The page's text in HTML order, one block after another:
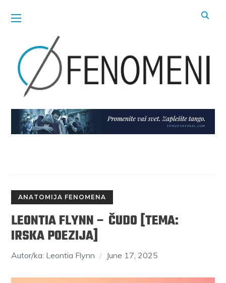
ANATOMIJA FENOMENA
LEONTIA FLYNN – ČUDO [TEMA:
IRSKA POEZIJA]
Autor/ka: Leontia Flynn June 17, 2025